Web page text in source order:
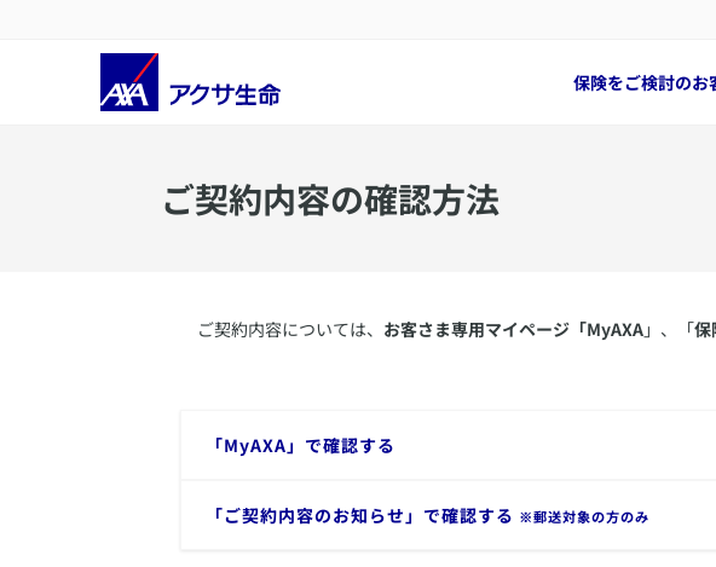
保険をご検討のお
ご契約内容の確認方法
​ご契約内容については、 お客さま専用マイページ「MyAXA」、「保
​「MyAXA」で確認する
​「ご契約内容のお知らせ」で確認する ※郵送対象の方のみ